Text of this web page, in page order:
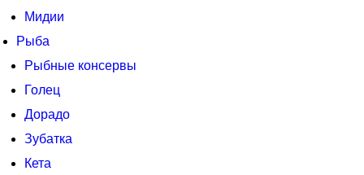
Мидии
Рыба
Рыбные консервы
Голец
Дорадо
Зубатка
Кета